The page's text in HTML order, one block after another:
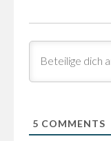
5 COMMENTS